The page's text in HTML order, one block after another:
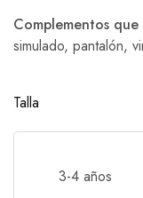
Complementos que
simulado, pantalón,
Talla
3-4 años